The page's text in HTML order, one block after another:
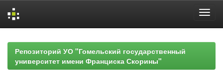
navigationРепозиторий УО "Гомельский государственный
университет имени Франциска Скорины"